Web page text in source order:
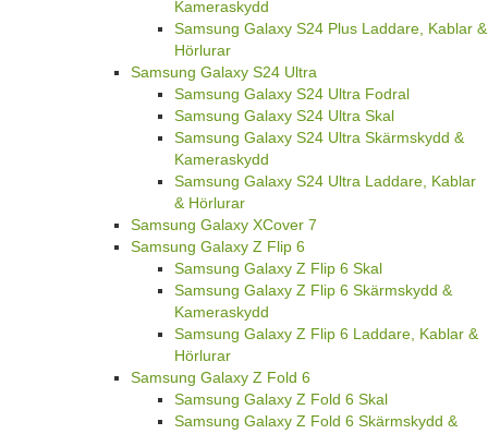
Kameraskydd
Samsung Galaxy S24 Plus Laddare, Kablar &
Hörlurar
Samsung Galaxy S24 Ultra
Samsung Galaxy S24 Ultra Fodral
Samsung Galaxy S24 Ultra Skal
Samsung Galaxy S24 Ultra Skärmskydd &
Kameraskydd
Samsung Galaxy S24 Ultra Laddare, Kablar
& Hörlurar
Samsung Galaxy XCover 7
Samsung Galaxy Z Flip 6
Samsung Galaxy Z Flip 6 Skal
Samsung Galaxy Z Flip 6 Skärmskydd &
Kameraskydd
Samsung Galaxy Z Flip 6 Laddare, Kablar &
Hörlurar
Samsung Galaxy Z Fold 6
Samsung Galaxy Z Fold 6 Skal
Samsung Galaxy Z Fold 6 Skärmskydd &